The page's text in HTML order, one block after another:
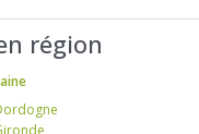
région